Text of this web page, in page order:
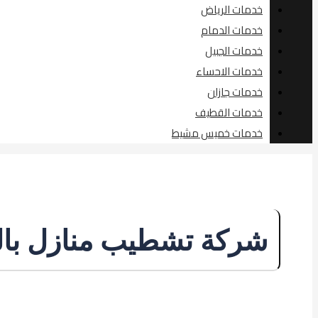
خدمات الرياض
خدمات الدمام
خدمات الجبيل
خدمات الاحساء
خدمات جازان
خدمات القطيف
خدمات خميس مشيط
شركة تشطيب منازل